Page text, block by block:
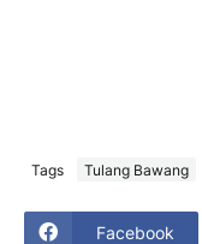
Tags Tulang Bawang
Facebook